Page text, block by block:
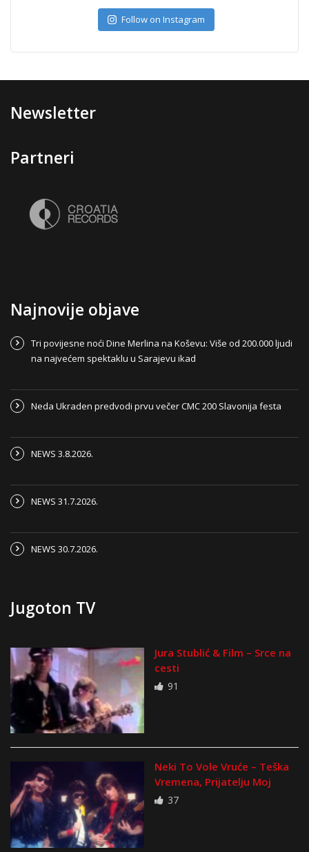
Follow on Instagram
Newsletter
Partneri
Najnovije objave
Tri povijesne noći Dine Merlina na Koševu: Više od 200.000 ljudi
na najvećem spektaklu u Sarajevu ikad
Neda Ukraden predvodi prvu večer CMC 200 Slavonija festa
NEWS 3.8.2026.
NEWS 31.7.2026.
NEWS 30.7.2026.
Jugoton TV
Jura Stublić & Film – Srce na
cesti
91
Neki To Vole Vruće – Teška
Vremena, Prijatelju Moj
37